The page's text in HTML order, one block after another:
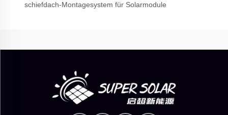
schiefdach-Montagesystem für Solarmodule